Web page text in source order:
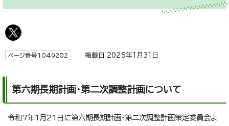
ページ番号1049202 掲載日 2025年1月31日
第六期長期計画・第二次調整計画について
令和7年1月21日に第六期長期計画・第二次調整計画策定委員会よ